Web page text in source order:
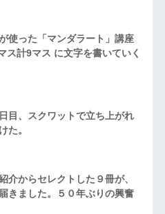
使った「マンダラート」講座
計9マス に文字を書いていく
目、スクワットで立ち上がれ
た。
介からセレクトした９冊が、
きました。５０年ぶりの興奮